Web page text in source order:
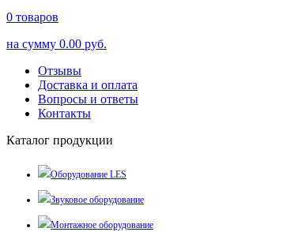
0 товаров
на сумму 0.00 руб.
Отзывы
Доставка и оплата
Вопросы и ответы
Контакты
Каталог продукции
Оборудование LES
Звуковое оборудование
Монтажное оборудование